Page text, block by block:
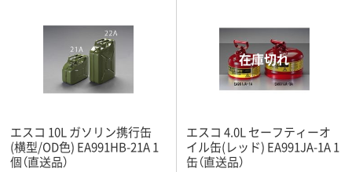
エスコ 10L ガソリン携行缶
(横型/OD色) EA991HB-21A 1
個（直送品）
エスコ 4.0L セーフティーオ
イル缶(レッド) EA991JA-1A 1
缶（直送品）